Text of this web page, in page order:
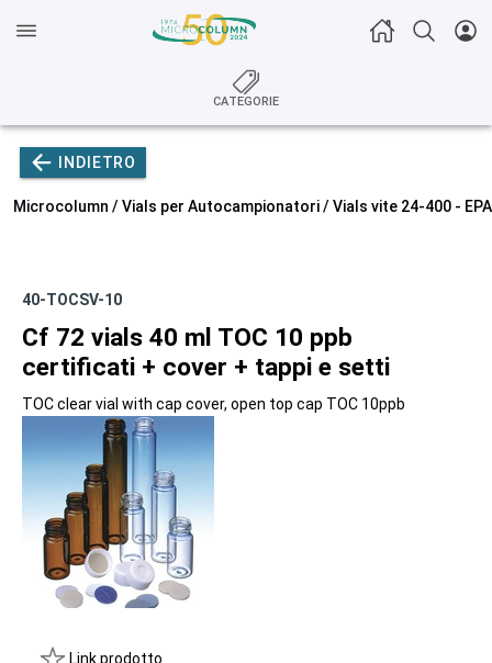
CATEGORIE
INDIETRO
Microcolumn / Vials per Autocampionatori/ Vials vite 24-400 -
40-TOCSV-10
Cf 72 vials 40 ml TOC 10 ppb
certificati + cover + tappi e setti
TOC clear vial with cap cover, open top cap TOC 10ppb
Link prodotto